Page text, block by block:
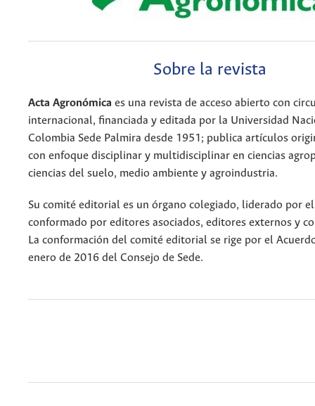
Sobre la revista
Acta Agronómica es una revista de acceso abierto con
internacional, financiada y editada por la Universidad
Colombia Sede Palmira desde 1951; publica artículos
con enfoque disciplinar y multidisciplinar en ciencias
ciencias del suelo, medio ambiente y agroindustria.
Su comité editorial es un órgano colegiado, liderado por
conformado por editores asociados, editores externos y
La conformación del comité editorial se rige por el
enero de 2016 del Consejo de Sede.